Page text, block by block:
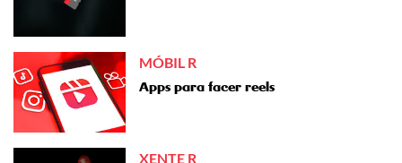
MÓBIL R
Apps para facer reels
XENTE R